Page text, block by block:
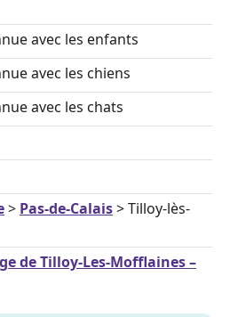
avec les enfants
avec les chiens
avec les chats
> Pas-de-Calais> Tilloy-lès-
de Tilloy-Les-Mofflaines –